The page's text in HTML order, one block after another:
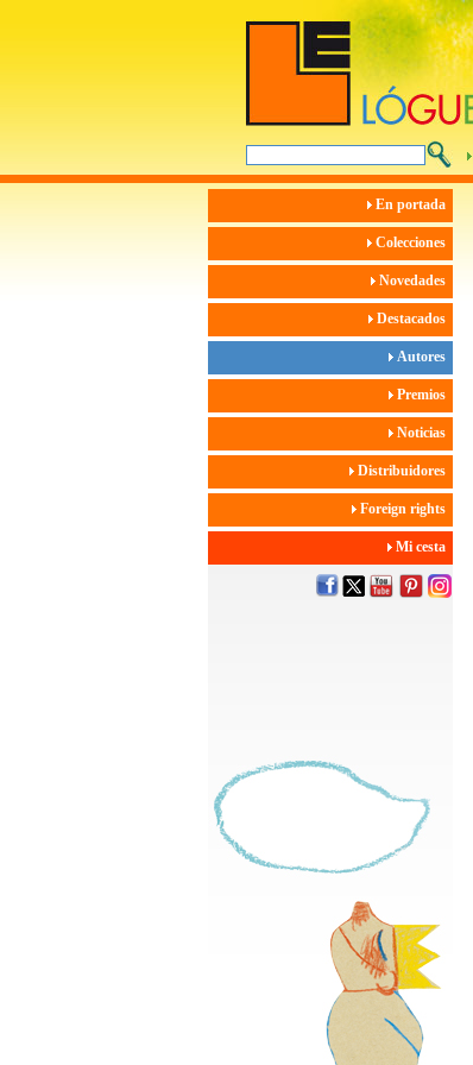
En portada
Colecciones
Novedades
Destacados
Autores
Premios
Noticias
Distribuidores
Foreign rights
Mi cesta